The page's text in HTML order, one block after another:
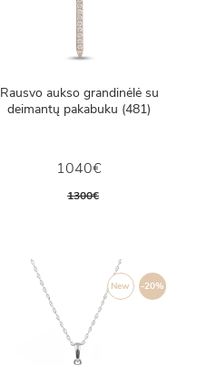
Rausvo aukso grandinėlė su
deimantų pakabuku (481)
1040€
1300€
-20%
New